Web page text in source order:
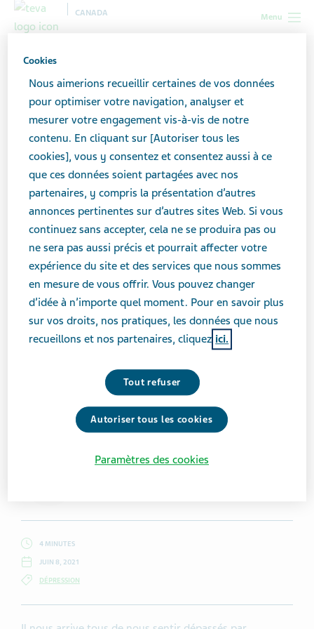
Menu
CANADA
Canada
Sept techniques de
distraction pour combattre
le sentiment d’anxiété
Getty Images / Linda Raymond
4 MINUTES
JUIN 8, 2021
DÉPRESSION
Cookies
Nous aimerions recueillir certaines de vos données
pour optimiser votre navigation, analyser et
mesurer votre engagement vis-à-vis de notre
contenu. En cliquant sur [Autoriser tous les
cookies], vous y consentez et consentez aussi à ce
que ces données soient partagées avec nos
partenaires, y compris la présentation d’autres
annonces pertinentes sur d’autres sites Web. Si vous
continuez sans accepter, cela ne se produira pas ou
ne sera pas aussi précis et pourrait affecter votre
expérience du site et des services que nous sommes
en mesure de vous offrir. Vous pouvez changer
d’idée à n’importe quel moment. Pour en savoir plus
sur vos droits, nos pratiques, les données que nous
recueillons et nos partenaires, cliquez ici.
Tout refuser
Autoriser tous les cookies
Paramètres des cookies